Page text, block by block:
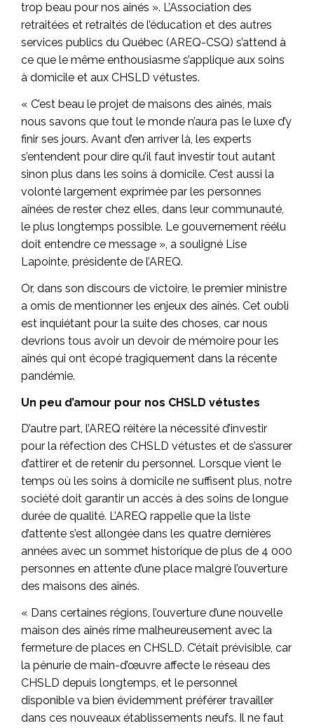
trop beau pour nos aînés ». L’Association des
retraitées et retraités de l’éducation et des autres
services publics du Québec (AREQ-CSQ) s’attend à
ce que le même enthousiasme s’applique aux soins
à domicile et aux CHSLD vétustes.
« C’est beau le projet de maisons des aînés, mais
nous savons que tout le monde n’aura pas le luxe d’y
finir ses jours. Avant d’en arriver là, les experts
s’entendent pour dire qu’il faut investir tout autant
sinon plus dans les soins à domicile. C’est aussi la
volonté largement exprimée par les personnes
aînées de rester chez elles, dans leur communauté,
le plus longtemps possible. Le gouvernement réélu
doit entendre ce message », a souligné Lise
Lapointe, présidente de l’AREQ.
Or, dans son discours de victoire, le premier ministre
a omis de mentionner les enjeux des aînés. Cet oubli
est inquiétant pour la suite des choses, car nous
devrions tous avoir un devoir de mémoire pour les
aînés qui ont écopé tragiquement dans la récente
pandémie.
Un peu d’amour pour nos CHSLD vétustes
D’autre part, l’AREQ réitère la nécessité d’investir
pour la réfection des CHSLD vétustes et de s’assurer
d’attirer et de retenir du personnel. Lorsque vient le
temps où les soins à domicile ne suffisent plus, notre
société doit garantir un accès à des soins de longue
durée de qualité. L’AREQ rappelle que la liste
d’attente s’est allongée dans les quatre dernières
années avec un sommet historique de plus de 4 000
personnes en attente d’une place malgré l’ouverture
des maisons des aînés.
« Dans certaines régions, l’ouverture d’une nouvelle
maison des aînés rime malheureusement avec la
fermeture de places en CHSLD. C’était prévisible, car
la pénurie de main-d’œuvre affecte le réseau des
CHSLD depuis longtemps, et le personnel
disponible va bien évidemment préférer travailler
dans ces nouveaux établissements neufs. Il ne faut